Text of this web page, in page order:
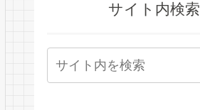
サイト内検索